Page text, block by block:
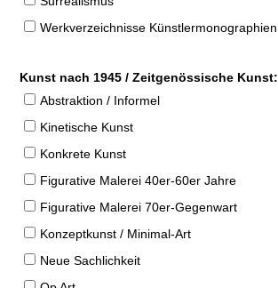
Werkverzeichnisse Künstlermonographien
Kunst nach 1945 / Zeitgenössische Kunst:
Abstraktion / Informel
Kinetische Kunst
Konkrete Kunst
Figurative Malerei 40er-60er Jahre
Figurative Malerei 70er-Gegenwart
Konzeptkunst / Minimal-Art
Neue Sachlichkeit